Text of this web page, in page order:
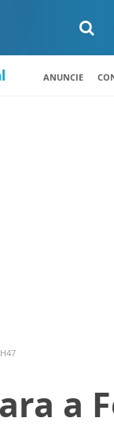
ANUNCIE
a